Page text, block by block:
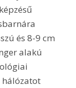
és 8-9 cm
alakú
hálózatot